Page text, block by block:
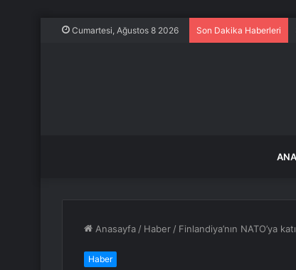
Cumartesi, Ağustos 8 2026 Son Dakika Haberleri
Anasayfa / Haber / Finlandiya’nın NATO’ya
Haber